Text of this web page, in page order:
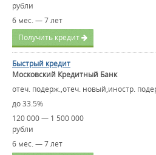
рубли
6 мес. — 7 лет
Получить кредит
Быстрый кредит
Московский Кредитный Банк
отеч. подерж.,отеч. новый,иностр.
до 33.5%
120 000 — 1 500 000
рубли
6 мес. — 7 лет